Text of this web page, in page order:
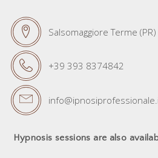
Salsomaggiore Terme (PR)
+39 393 8374842
Hypnosis sessions are also